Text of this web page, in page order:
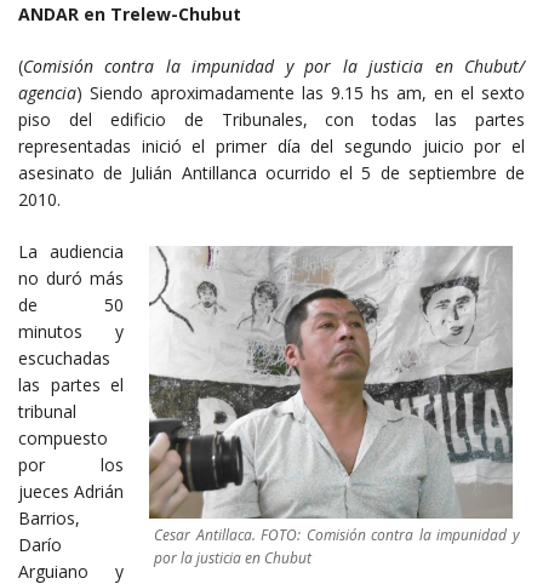
ANDAR en Trelew-Chubut
(Comisión contra la impunidad y por la justicia en Chubut/
agencia) Siendo aproximadamente las 9.15 hs am, en el sexto
piso del edificio de Tribunales, con todas las partes
representadas inició el primer día del segundo juicio por el
asesinato de Julián Antillanca ocurrido el 5 de septiembre de
2010.
Cesar Antillaca. FOTO: Comisión contra la impunidad y
por la justicia en Chubut
La audiencia
no duró más
de 50
minutos y
escuchadas
las partes el
tribunal
compuesto
por los
jueces Adrián
Barrios,
Darío
Arguiano y